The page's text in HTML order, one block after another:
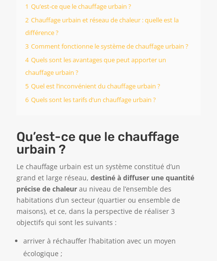
1 Qu’est-ce que le chauffage urbain ?
2 Chauffage urbain et réseau de chaleur : quelle est la
différence ?
3 Comment fonctionne le système de chauffage urbain ?
4 Quels sont les avantages que peut apporter un
chauffage urbain ?
5 Quel est l’inconvénient du chauffage urbain ?
6 Quels sont les tarifs d’un chauffage urbain ?
Qu’est-ce que le chauffage
urbain ?
Le chauffage urbain est un système constitué d’un
grand et large réseau, destiné à diffuser une quantité
précise de chaleurau niveau de l’ensemble des
habitations d’un secteur (quartier ou ensemble de
maisons), et ce, dans la perspective de réaliser 3
objectifs qui sont les suivants :
arriver à réchauffer l’habitation avec un moyen
écologique ;